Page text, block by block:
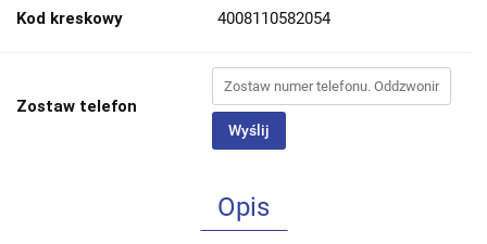
Kod kreskowy 4008110582054
Zostaw telefon
Wyślij
Opis